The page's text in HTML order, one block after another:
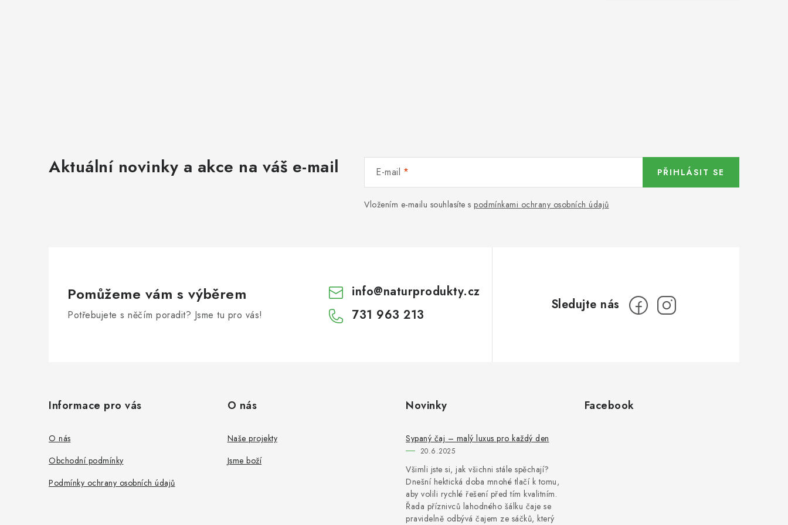
Aktuální novinky a akce na váš e-mail E-mail
Vložením e-mailu souhlasíte s podmínkami ochrany osobních údajů
PŘIHLÁSIT SE
Pomůžeme vám s výběrem
Potřebujete s něčím poradit? Jsme tu pro vás!
info@naturprodukty.cz
731 963 213
Informace pro vás
O nás
Obchodní podmínky
Podmínky ochrany osobních údajů
O nás
Naše projekty
Jsme boží
Novinky
Sypaný čaj – malý luxus pro každý den
20.6.2025
Všimli jste si, jak všichni stále spěchají?
Dnešní hektická doba mnohé tlačí k tomu,
aby volili rychlé řešení před tím kvalitním.
Řada příznivců lahodného šálku čaje se
pravidelně odbývá čajem ze sáčků, který
Facebook